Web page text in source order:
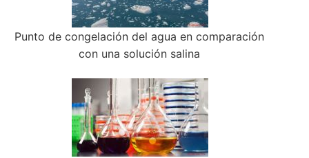
Punto de congelación del agua en comparación
con una solución salina